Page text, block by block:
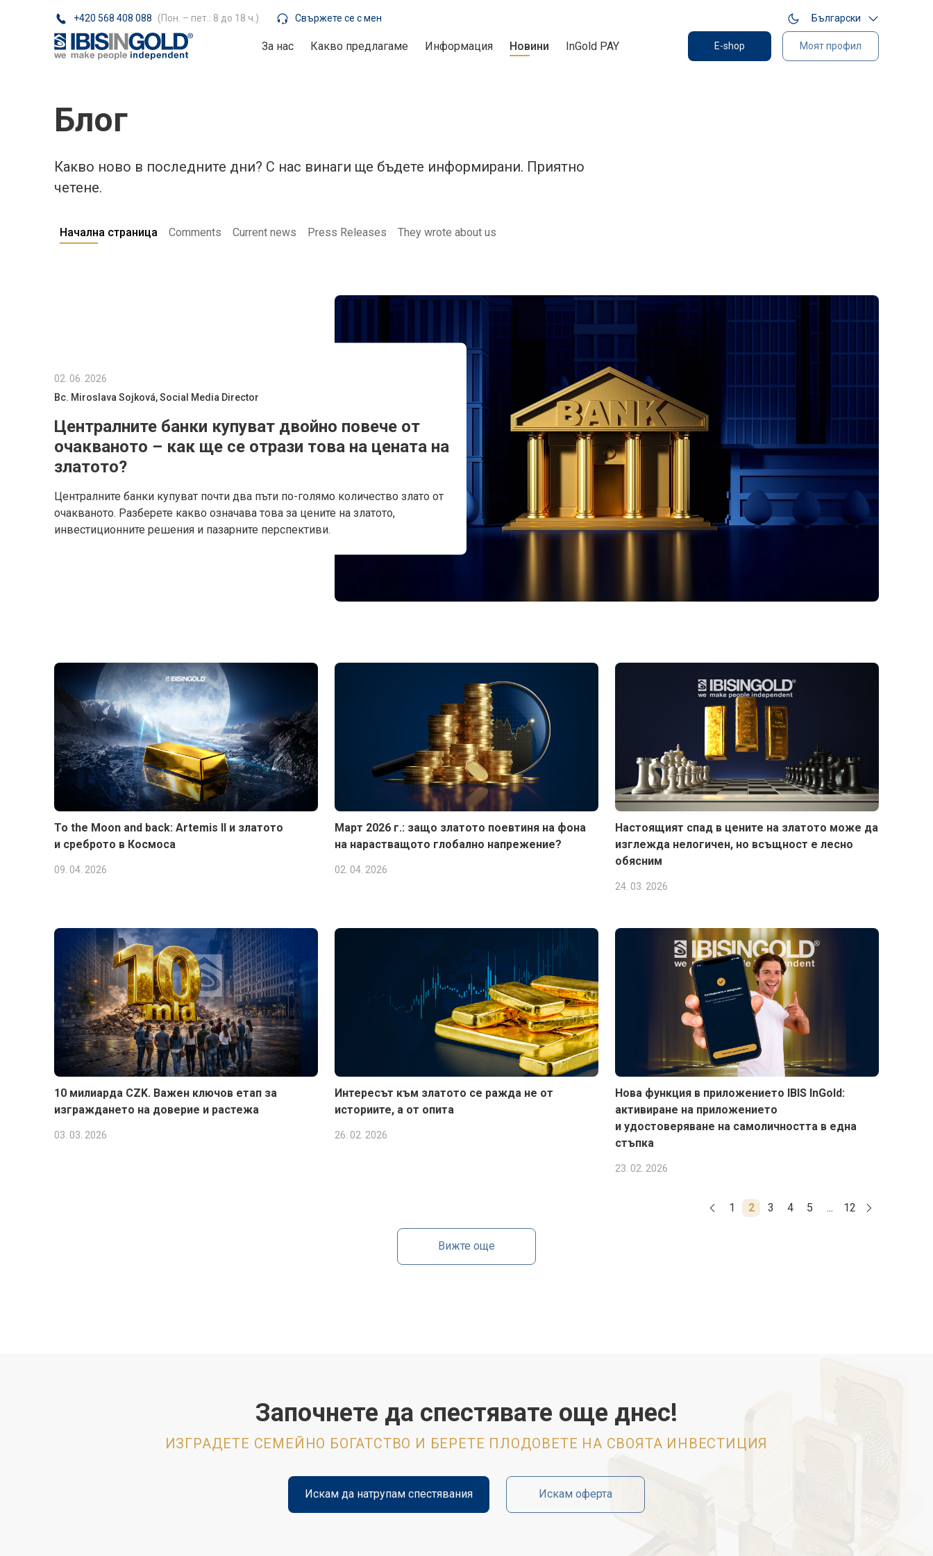
+420 568 408 088 (Пон. – пет.: 8 до 18 ч.) Свържете се с мен Български
За нас Какво предлагаме Информация Новини InGold PAY E-shop Моят профил
Блог
Какво ново в последните дни? С нас винаги ще бъдете информирани. Приятно
четене.
Начална страница Comments Current news Press Releases They wrote about us
02. 06. 2026
Bc. Miroslava Sojková, Social Media Director
Централните банки купуват двойно повече от
очакваното – как ще се отрази това на цената на
златото?
Централните банки купуват почти два пъти по-голямо количество злато от
очакваното. Разберете какво означава това за цените на златото,
инвестиционните решения и пазарните перспективи.
To the Moon and back: Artemis II и златото
и среброто в Космоса
09. 04. 2026
Март 2026 г.: защо златото поевтиня на фона
на нарастващото глобално напрежение?
02. 04. 2026
Настоящият спад в цените на златото може да
изглежда нелогичен, но всъщност е лесно
обясним
24. 03. 2026
10 милиарда CZK. Важен ключов етап за
изграждането на доверие и растежа
03. 03. 2026
Интересът към златото се ражда не от
историите, а от опита
26. 02. 2026
Нова функция в приложението IBIS InGold:
активиране на приложението
и удостоверяване на самоличността в една
стъпка
23. 02. 2026
1 2 3 4 5 ... 12
Вижте още
Започнете да спестявате още днес!
ИЗГРАДЕТЕ СЕМЕЙНО БОГАТСТВО И БЕРЕТЕ ПЛОДОВЕТЕ НА СВОЯТА ИНВЕСТИЦИЯ
Искам да натрупам спестявания Искам оферта